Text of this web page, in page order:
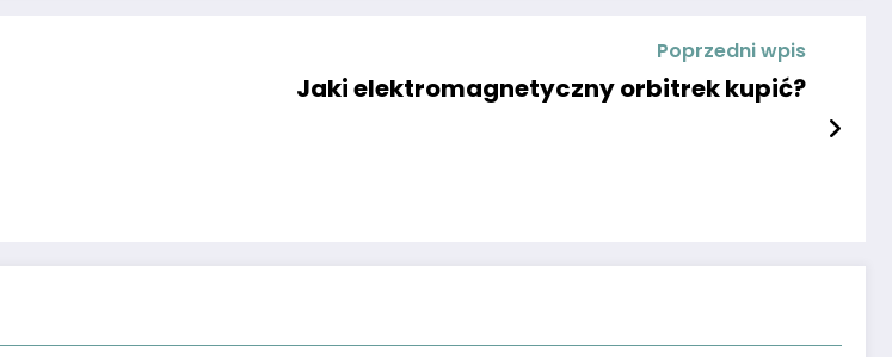
Poprzedni wpis
Jaki elektromagnetyczny orbitrek kupić?